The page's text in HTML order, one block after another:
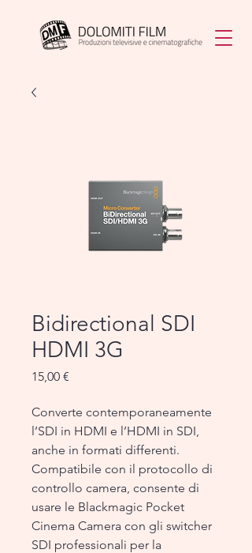
Bidirectional SDI
HDMI 3G
15,00 €
Converte contemporaneamente
l’SDI in HDMI e l’HDMI in SDI,
anche in formati differenti.
Compatibile con il protocollo di
controllo camera, consente di
usare le Blackmagic Pocket
Cinema Camera con gli switcher
SDI professionali per la